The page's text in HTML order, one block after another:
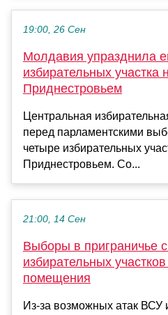
19:00, 26 Сен
Молдавия упразднила
избирательных участка
Приднестровьем
Центральная
перед парламентскими
четыре избирательных
Приднестровьем. Со...
21:00, 14 Сен
Выборы в приграничье
избирательных
помещения
Из-за возможных атак ВСУ